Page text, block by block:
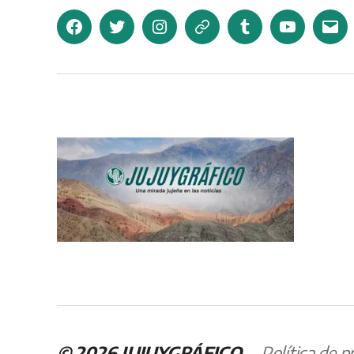
FacebookTwitter InstagramTelegramTumblr YouTube